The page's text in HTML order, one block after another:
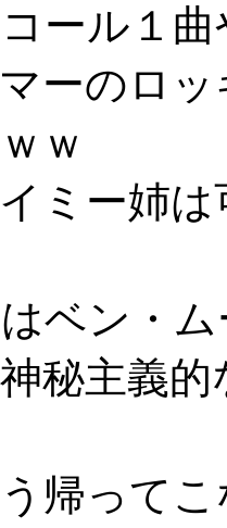
ール１
ーのロ
ｗ
ミー姉
ベン・
秘主義
帰って